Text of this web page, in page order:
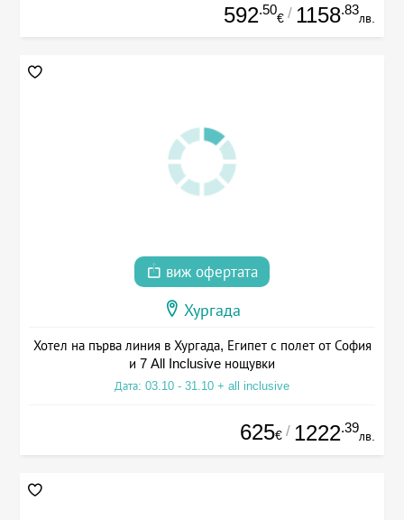
592.50
€ / 1158.83
лв.
виж офертата
Хургада
Хотел на първа линия в Хургада, Египет с полет от София
и 7 All Inclusive нощувки
Дата: 03.10 - 31.10 + all inclusive
625€ / 1222.39
лв.